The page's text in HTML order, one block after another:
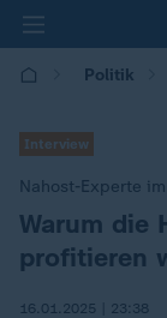
Politik
Interview
Nahost-Experte im
:
Warum die
profitieren
16.01.2025 | 23:38